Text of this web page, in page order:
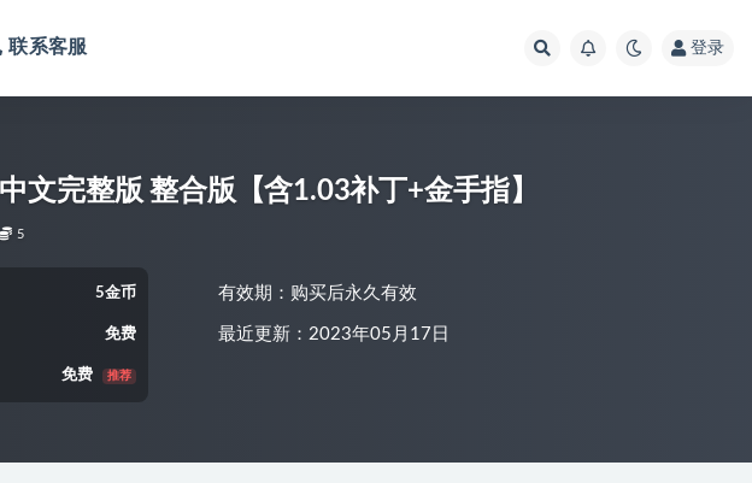
联系客服 登录
【XCI】迷托邦 Miitopia 中文完整版 整合版【含1.03补丁+金手指】
5
5金币
免费
免费 推荐
有效期：购买后永久有效
最近更新：2023年05月17日